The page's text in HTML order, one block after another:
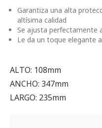
Garantiza una alta
altísima calidad
Se ajusta perfectamente
Le da un toque elegante
ALTO: 108mm
ANCHO: 347mm
LARGO: 235mm